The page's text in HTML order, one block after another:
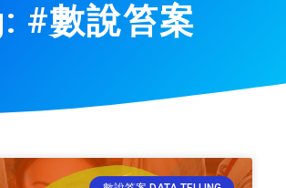
#數說笞案